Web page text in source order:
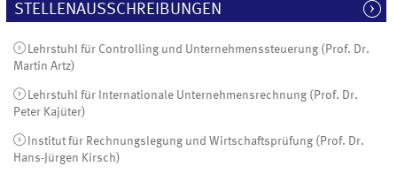
STELLENAUSSCHREIBUNGEN
Lehrstuhl für Controlling und Unternehmenssteuerung (Prof. Dr.
Martin Artz)
Lehrstuhl für Internationale Unternehmensrechnung (Prof. Dr.
Peter Kajüter)
Institut für Rechnungslegung und Wirtschaftsprüfung (Prof. Dr.
Hans-Jürgen Kirsch)